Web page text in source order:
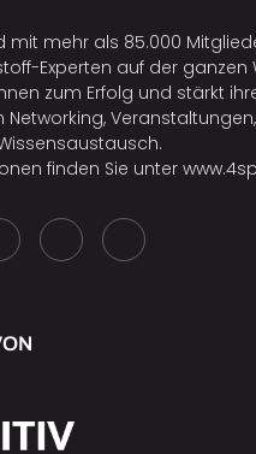
mit mehr als 85.000
Experten auf der ganzen
zum Erfolg und stärkt
Networking, Veranstaltungen,
finden Sie unter